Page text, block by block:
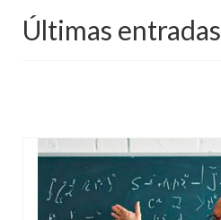
Mundo
Últimas entradas